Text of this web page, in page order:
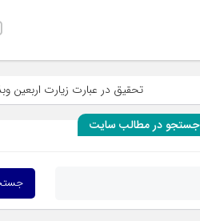
تحقیق در عبارت زیارت اربعین وبذل
جستجو در مطالب سایت